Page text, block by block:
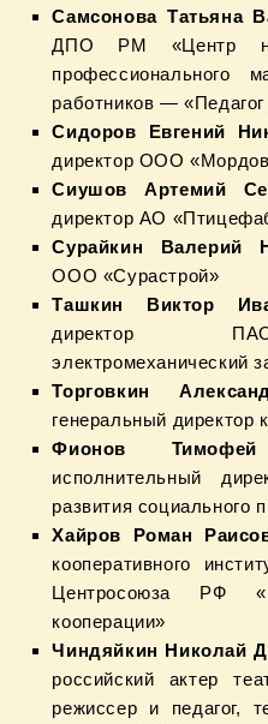
Самсонова Татьяна
ДПО РМ «Центр
профессионального
работников —
Сидоров Евгений
директор ООО
Сиушов Артемий
директор АО
Сурайкин Валерий
ООО «Сурастрой»
Ташкин Виктор
директор
электромеханический
Торговкин
генеральный директор
Фионов Тимофей
исполнительный
развития социального
Хайров Роман
кооперативного
Центросоюза РФ
кооперации»
Чиндяйкин Николай
российский актер
режиссер и педагог,